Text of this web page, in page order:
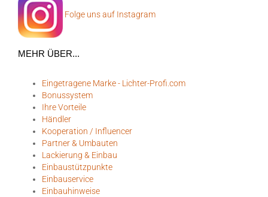
Folge uns auf Instagram
MEHR ÜBER...
Eingetragene Marke - Lichter-Profi.com
Bonussystem
Ihre Vorteile
Händler
Kooperation / Influencer
Partner & Umbauten
Lackierung & Einbau
Einbaustützpunkte
Einbauservice
Einbauhinweise